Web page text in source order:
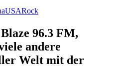
USARock
96.3 FM,
andere
Welt mit der